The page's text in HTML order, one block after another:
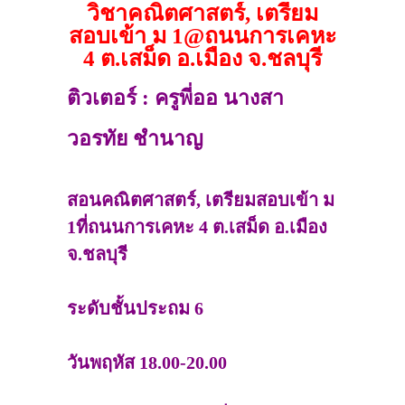
วิชาคณิตศาสตร์, เตรียม
สอบเข้า ม 1@ถนนการเคหะ
4 ต.เสม็ด อ.เมือง จ.ชลบุรี
ติวเตอร์ : ครูพี่ออ นางสา
วอรทัย ชำนาญ
สอนคณิตศาสตร์, เตรียมสอบเข้า ม
1ที่ถนนการเคหะ 4 ต.เสม็ด อ.เมือง
จ.ชลบุรี
ระดับชั้นประถม 6
วันพฤหัส 18.00-20.00